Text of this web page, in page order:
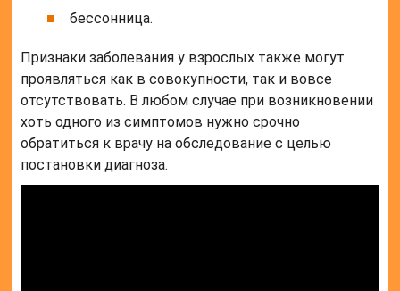
бессонница.
Признаки заболевания у взрослых также могут
проявляться как в совокупности, так и вовсе
отсутствовать. В любом случае при возникновении
хоть одного из симптомов нужно срочно
обратиться к врачу на обследование с целью
постановки диагноза.